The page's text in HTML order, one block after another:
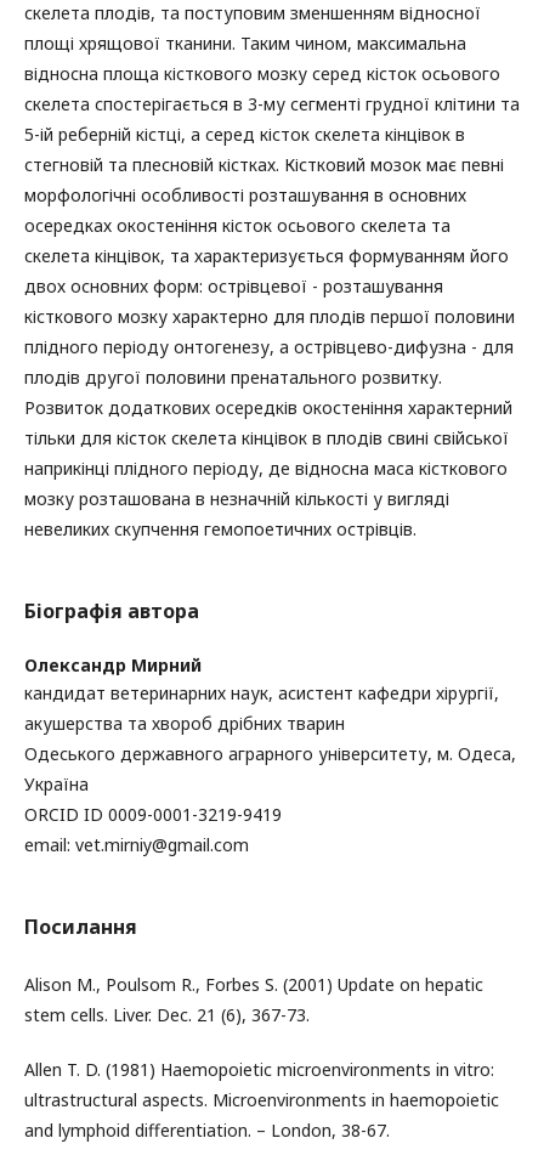
скелета плодів, та поступовим зменшенням відносної
площі хрящової тканини. Таким чином, максимальна
відносна площа кісткового мозку серед кісток осьового
скелета спостерігається в 3-му сегменті грудної клітини та
5-ій реберній кістці, а серед кісток скелета кінцівок в
стегновій та плесновій кістках. Кістковий мозок має певні
морфологічні особливості розташування в основних
осередках окостеніння кісток осьового скелета та
скелета кінцівок, та характеризується формуванням його
двох основних форм: острівцевої - розташування
кісткового мозку характерно для плодів першої половини
плідного періоду онтогенезу, а острівцево-дифузна - для
плодів другої половини пренатального розвитку.
Розвиток додаткових осередків окостеніння характерний
тільки для кісток скелета кінцівок в плодів свині свійської
наприкінці плідного періоду, де відносна маса кісткового
мозку розташована в незначній кількості у вигляді
невеликих скупчення гемопоетичних острівців.
Біографія автора
Олександр Мирний
кандидат ветеринарних наук, асистент кафедри хірургії,
акушерства та хвороб дрібних тварин
Одеського державного аграрного університету, м. Одеса,
Україна
ORCID ID 0009-0001-3219-9419
еmail: vet.mirniy@gmail.com
Посилання
Alison M., Poulsom R., Forbes S. (2001) Update on hepatic
stem cells. Liver. Dec. 21 (6), 367-73.
Allen T. D. (1981) Haemopoietic microenvironments in vitro:
ultrastructural aspects. Microenvironments in haemopoietic
and lymphoid differentiation. – London, 38-67.